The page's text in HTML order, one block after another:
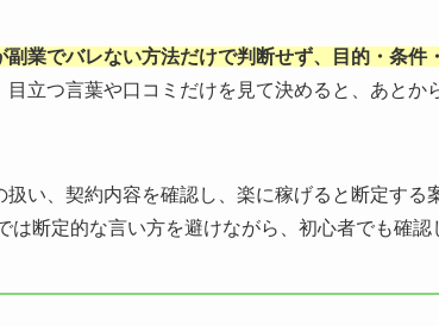
副業でバレない方法だけで判断せず、目的・条件
立つ言葉や口コミだけを見て決めると、あとか
い、契約内容を確認し、楽に稼げると断定する
は断定的な言い方を避けながら、初心者でも確認